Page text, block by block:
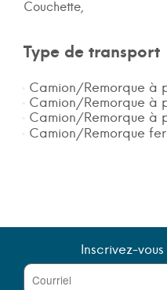
Couchette,
Type de transport
Camion/Remorque à
Camion/Remorque à
Camion/Remorque à
Camion/Remorque
Inscrivez-